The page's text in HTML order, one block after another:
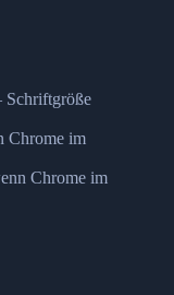
Schriftgröße
Chrome im
Chrome im